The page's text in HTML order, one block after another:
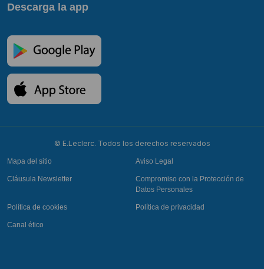
Descarga la app
© E.Leclerc. Todos los derechos reservados
Mapa del sitio Aviso Legal
Cláusula Newsletter
Compromiso con la Protección de
Datos Personales
Política de cookies Política de privacidad
Canal ético